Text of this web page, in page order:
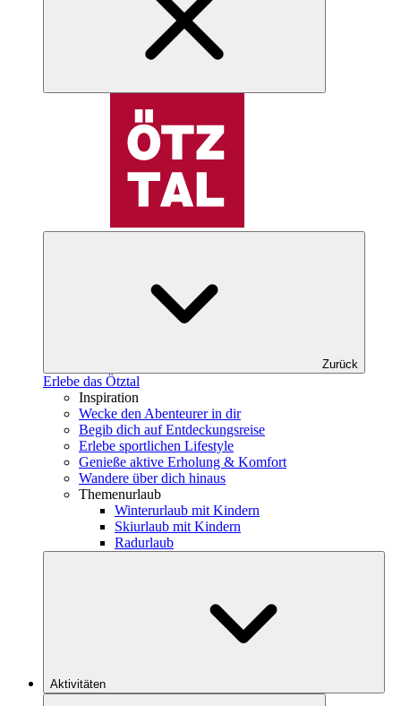
Zurück
Erlebe das Ötztal
Inspiration
Wecke den Abenteurer in dir
Begib dich auf Entdeckungsreise
Erlebe sportlichen Lifestyle
Genieße aktive Erholung & Komfort
Wandere über dich hinaus
Themenurlaub
Winterurlaub mit Kindern
Skiurlaub mit Kindern
Radurlaub
Aktivitäten